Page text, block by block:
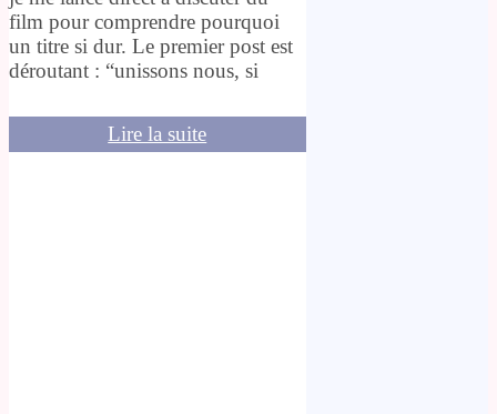
film pour comprendre pourquoi
un titre si dur. Le premier post est
déroutant : “unissons nous, si
Lire la suite